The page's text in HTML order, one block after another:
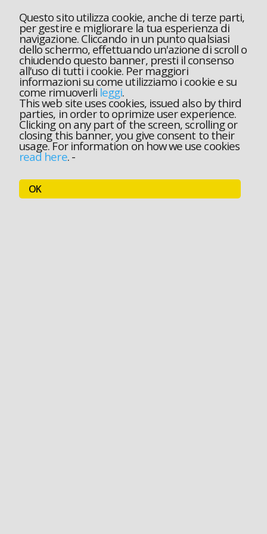
Questo sito utilizza cookie, anche di terze parti,
per gestire e migliorare la tua esperienza di
navigazione. Cliccando in un punto qualsiasi
dello schermo, effettuando un'azione di scroll o
chiudendo questo banner, presti il consenso
all'uso di tutti i cookie. Per maggiori
informazioni su come utilizziamo i cookie e su
come rimuoverli leggi.
This web site uses cookies, issued also by third
parties, in order to oprimize user experience.
Clicking on any part of the screen, scrolling or
closing this banner, you give consent to their
usage. For information on how we use cookies
read here.-
OK